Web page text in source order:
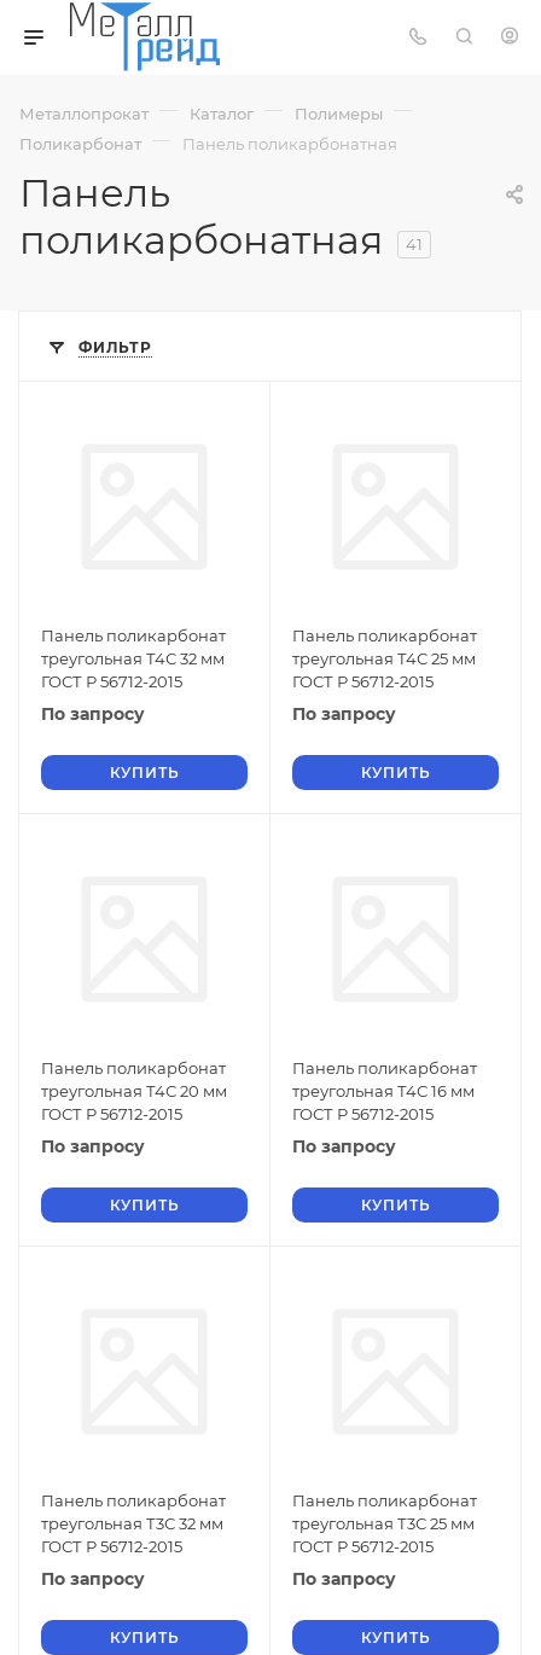
Металлопрокат — Каталог — Полимеры —
Поликарбонат — Панель поликарбонатная
Панель
поликарбонатная
41
ФИЛЬТР
Панель поликарбонат
треугольная Т4С 32 мм
ГОСТ Р 56712-2015
По запросу
КУПИТЬ
Панель поликарбонат
треугольная Т4С 25 мм
ГОСТ Р 56712-2015
По запросу
КУПИТЬ
Панель поликарбонат
треугольная Т4С 20 мм
ГОСТ Р 56712-2015
По запросу
КУПИТЬ
Панель поликарбонат
треугольная Т4С 16 мм
ГОСТ Р 56712-2015
По запросу
КУПИТЬ
Панель поликарбонат
треугольная Т3С 32 мм
ГОСТ Р 56712-2015
По запросу
КУПИТЬ
Панель поликарбонат
треугольная Т3С 25 мм
ГОСТ Р 56712-2015
По запросу
КУПИТЬ